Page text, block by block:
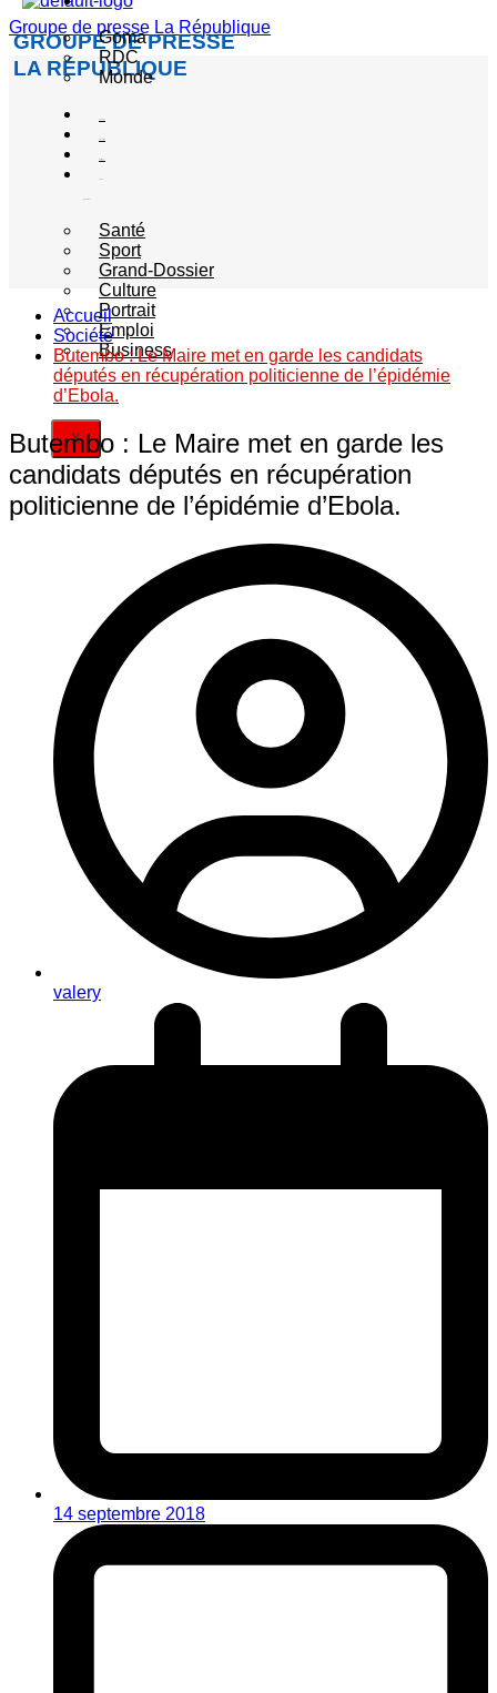
Groupe de presse La République
GROUPE DE PRESSE
LA RÉPUBLIQUE
Goma
RDC
Monde
Santé
Sport
Grand-Dossier
Culture
Portrait
Emploi
Business
X
Accueil
Société
Butembo : Le Maire met en garde les candidats
députés en récupération politicienne de l’épidémie
d’Ebola.
Butembo : Le Maire met en garde les
candidats députés en récupération
politicienne de l’épidémie d’Ebola.
valery
14 septembre 2018